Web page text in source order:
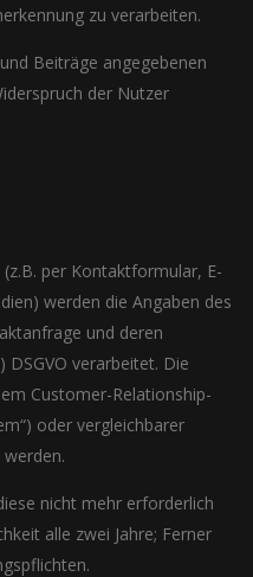
zu verarbeiten.
Beiträge angegebenen
der Nutzer
per Kontaktformular, E-
werden die Angaben des
und deren
DSGVO verarbeitet. Die
Customer-Relationship-
oder vergleichbarer
nicht mehr erforderlich
alle zwei Jahre; Ferner